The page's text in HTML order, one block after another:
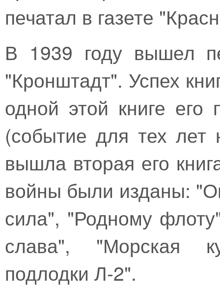
печатал в газете
В 1939 году вышел
"Кронштадт". Успех
одной этой книге
(событие для тех лет
вышла вторая его
войны были изданы:
сила", "Родному
слава", "Морская
подлодки Л-2".